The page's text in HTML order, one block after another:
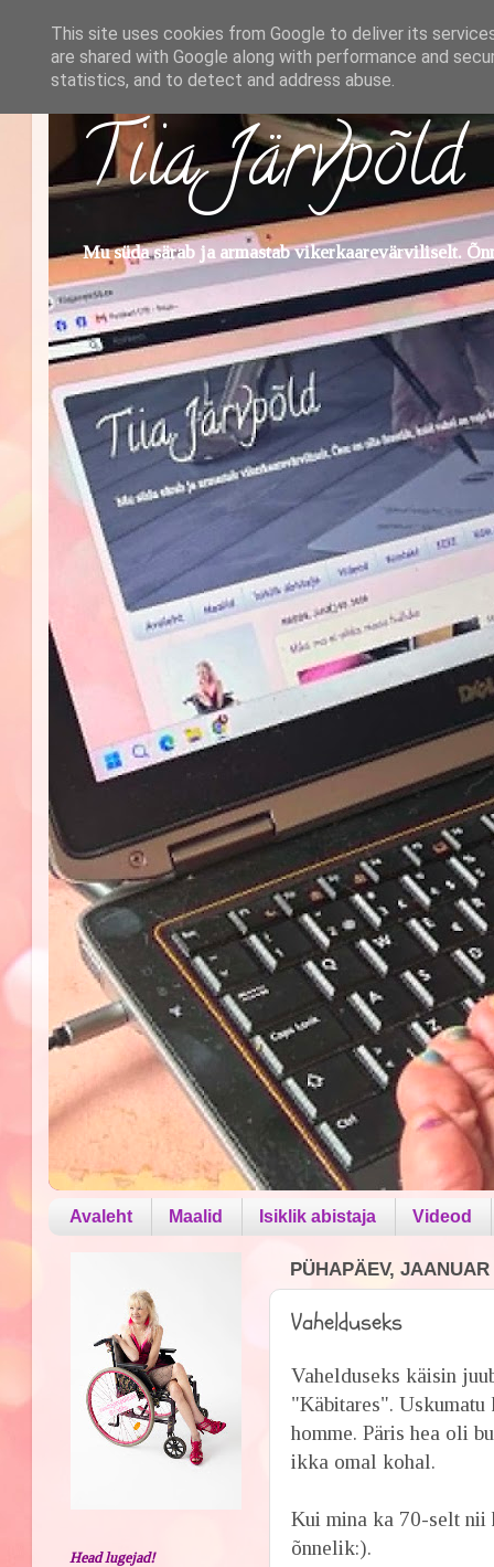
Tiia Järvpõld
Mu süda särab ja armastab vikerkaarevärviliselt.
Avaleht Maalid Isiklik abistaja Videod
PÜHAPÄEV,
Vahelduseks
Vahelduseks käisin
"Käbitares".
homme. Päris hea oli
ikka omal kohal.
Kui mina ka 70-selt nii
õnnelik:).
Head lugejad!
This site uses cookies from Google to deliver its
are shared with Google along with performance and
statistics, and to detect and address abuse.